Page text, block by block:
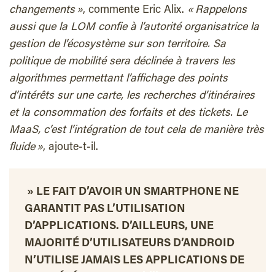
changements », commente Eric Alix. « Rappelons
aussi que la LOM confie à l’autorité organisatrice la
gestion de l’écosystème sur son territoire. Sa
politique de mobilité sera déclinée à travers les
algorithmes permettant l’affichage des points
d’intérêts sur une carte, les recherches d’itinéraires
et la consommation des forfaits et des tickets. Le
MaaS, c’est l’intégration de tout cela de manière très
fluide », ajoute-t-il.
» LE FAIT D’AVOIR UN SMARTPHONE NE
GARANTIT PAS L’UTILISATION
D’APPLICATIONS. D’AILLEURS, UNE
MAJORITÉ D’UTILISATEURS D’ANDROID
N’UTILISE JAMAIS LES APPLICATIONS DE